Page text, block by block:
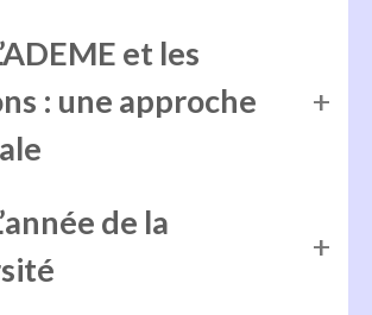
et les
: une approche
de la